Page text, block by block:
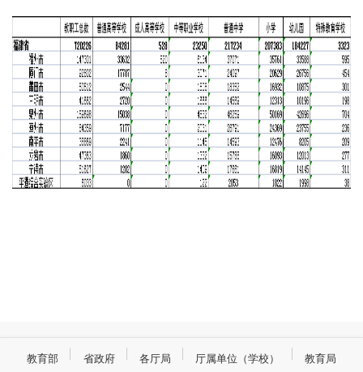
教育部 省政府 各厅局 厅属单位（学校） 教育局